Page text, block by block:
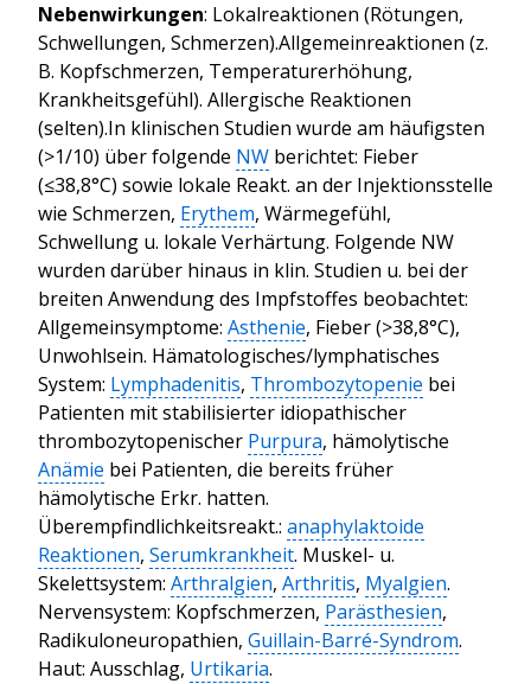
Nebenwirkungen: Lokalreaktionen (Rötungen,
Schwellungen, Schmerzen).Allgemeinreaktionen (z.
B. Kopfschmerzen, Temperaturerhöhung,
Krankheitsgefühl). Allergische Reaktionen
(selten).In klinischen Studien wurde am häufigsten
(>1/10) über folgende NW berichtet: Fieber
(≤38,8°C) sowie lokale Reakt. an der Injektionsstelle
wie Schmerzen, Erythem, Wärmegefühl,
Schwellung u. lokale Verhärtung. Folgende NW
wurden darüber hinaus in klin. Studien u. bei der
breiten Anwendung des Impfstoffes beobachtet:
Allgemeinsymptome: Asthenie, Fieber (>38,8°C),
Unwohlsein. Hämatologisches/lymphatisches
System: Lymphadenitis, Thrombozytopenie bei
Patienten mit stabilisierter idiopathischer
thrombozytopenischer Purpura, hämolytische
Anämie bei Patienten, die bereits früher
hämolytische Erkr. hatten.
Überempfindlichkeitsreakt.: anaphylaktoide
Reaktionen, Serumkrankheit. Muskel- u.
Skelettsystem: Arthralgien, Arthritis, Myalgien.
Nervensystem: Kopfschmerzen, Parästhesien,
Radikuloneuropathien, Guillain-Barré-Syndrom.
Haut: Ausschlag, Urtikaria.